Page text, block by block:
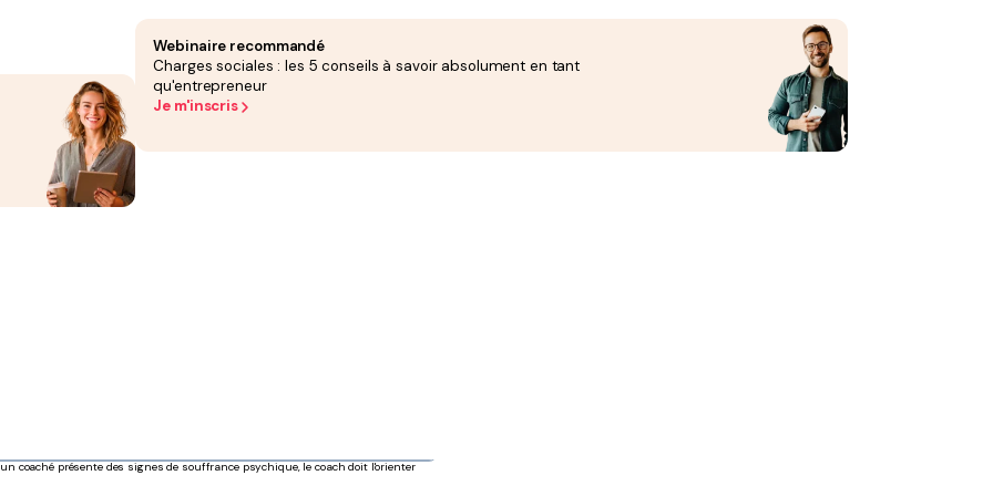
Webinaire recommandé
Charges sociales : les 5 conseils à savoir absolument en tant
qu'entrepreneur
Je m'inscris
un plan d'action concret. Son travail repose sur l'écoute active, le
orientée vers le résultat, pas vers le diagnostic.
trouve ses propres réponses et devienne autonome dans sa démarche
, qui accompagne également ses clients vers l'autonomie sans se substituer
coaché présente des signes de souffrance psychique, le coach doit l'orienter